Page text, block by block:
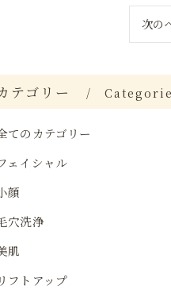
次の
テゴリー
てのカテゴリー
ェイシャル
顔
穴洗浄
肌
リフトアップ